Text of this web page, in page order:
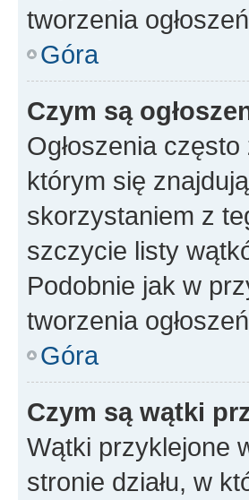
tworzenia
Góra
Czym są
Ogłoszenia
którym się
skorzystaniem z
szczycie listy
Podobnie jak w
tworzenia
Góra
Czym są wątki
Wątki przyklejone
stronie działu, w